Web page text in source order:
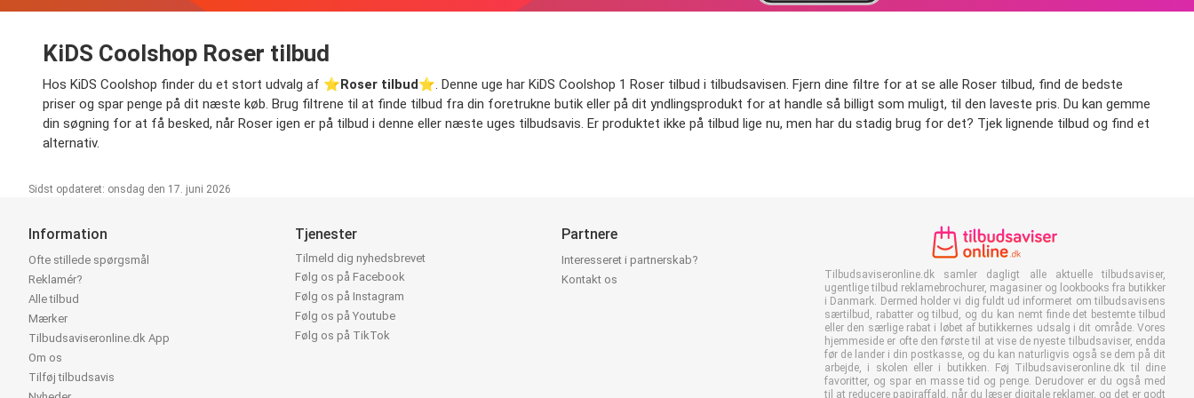
KiDS Coolshop Roser tilbud
Hos KiDS Coolshop finder du et stort udvalg af ⭐️Roser tilbud⭐️. Denne uge har KiDS Coolshop 1 Roser tilbud i tilbudsavisen. Fjern dine filtre for at se alle Roser tilbud, find de bedste
priser og spar penge på dit næste køb. Brug filtrene til at finde tilbud fra din foretrukne butik eller på dit yndlingsprodukt for at handle så billigt som muligt, til den laveste pris. Du kan gemme
din søgning for at få besked, når Roser igen er på tilbud i denne eller næste uges tilbudsavis. Er produktet ikke på tilbud lige nu, men har du stadig brug for det? Tjek lignende tilbud og find et
alternativ.
Sidst opdateret: onsdag den 17. juni 2026
Information
Ofte stillede spørgsmål
Reklamér?
Alle tilbud
Mærker
Tilbudsaviseronline.dk App
Om os
Tilføj tilbudsavis
Tjenester
Tilmeld dig nyhedsbrevet
Følg os på Facebook
Følg os på Instagram
Følg os på Youtube
Følg os på TikTok
Partnere
Interesseret i partnerskab?
Kontakt os
Tilbudsaviseronline.dk samler dagligt alle aktuelle tilbudsaviser,
ugentlige tilbud reklamebrochurer, magasiner og lookbooks fra butikker
i Danmark. Dermed holder vi dig fuldt ud informeret om tilbudsavisens
særtilbud, rabatter og tilbud, og du kan nemt finde det bestemte tilbud
eller den særlige rabat i løbet af butikkernes udsalg i dit område. Vores
hjemmeside er ofte den første til at vise de nyeste tilbudsaviser, endda
før de lander i din postkasse, og du kan naturligvis også se dem på dit
arbejde, i skolen eller i butikken. Føj Tilbudsaviseronline.dk til dine
favoritter, og spar en masse tid og penge. Derudover er du også med
til at reducere papiraffald, når du læser digitale reklamer, og det er godt